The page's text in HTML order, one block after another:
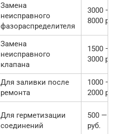
Замена
неисправного
фазораспределителя
3000 —
8000 руб.
Замена
неисправного
клапана
1500 —
3000 руб.
Для заливки после
ремонта
1000 —
2000 руб.
Для герметизации
соединений
500 —
руб.